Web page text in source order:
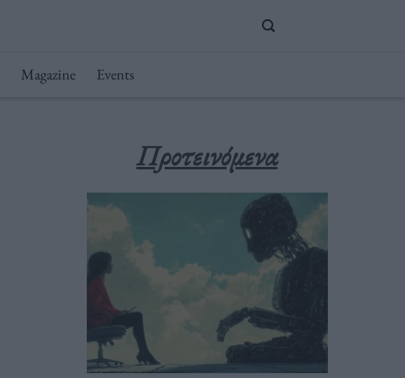
Magazine Events
Προτεινόμενα